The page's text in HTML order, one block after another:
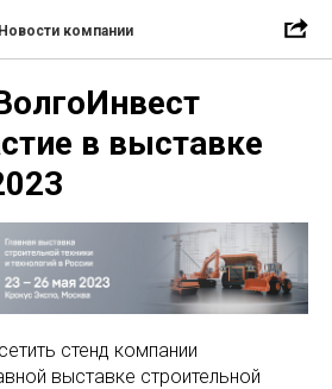
Новости компании
в выставке
стенд компании
выставке строительной